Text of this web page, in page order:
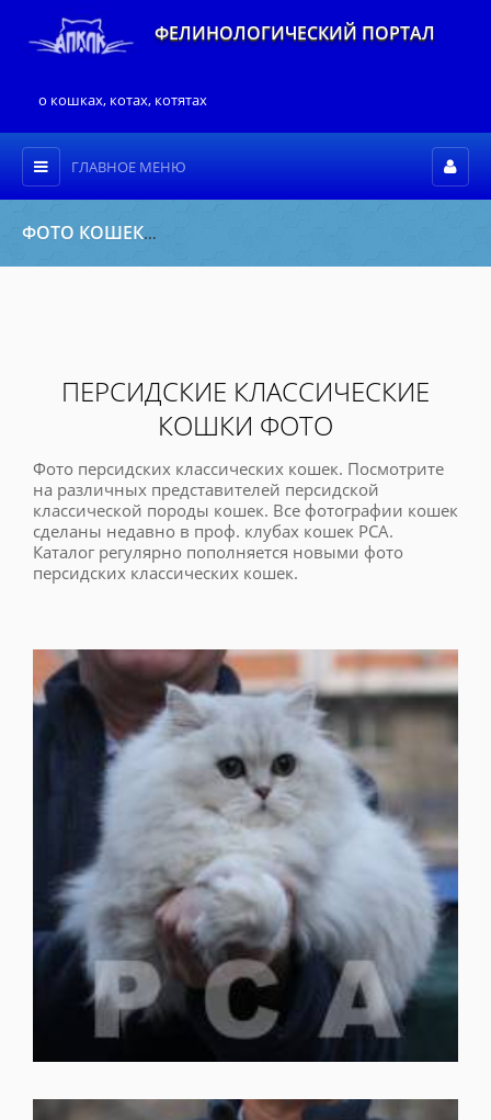
ФЕЛИНОЛОГИЧЕСКИЙ ПОРТАЛ
о кошках, котах, котятах
ГЛАВНОЕ МЕНЮ
ФОТО КОШЕК
ПЕРСИДСКИЕ КЛАССИЧЕСКИЕ
КОШКИ ФОТО
Фото персидских классических кошек. Посмотрите
на различных представителей персидской
классической породы кошек. Все фотографии кошек
сделаны недавно в проф. клубах кошек PCA.
Каталог регулярно пополняется новыми фото
персидских классических кошек.